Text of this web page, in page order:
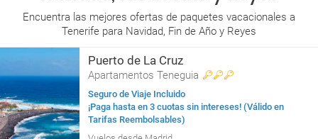
Encuentra las mejores ofertas de paquetes vacacionales a
Tenerife para Navidad, Fin de Año y Reyes
Puerto de La Cruz
Apartamentos Teneguia
Seguro de Viaje Incluido
¡Paga hasta en 3 cuotas sin intereses! (Válido en
Tarifas Reembolsables)